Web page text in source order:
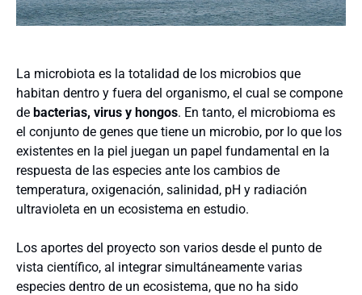
La microbiota es la totalidad de los microbios que
habitan dentro y fuera del organismo, el cual se compone
de bacterias, virus y hongos. En tanto, el microbioma es
el conjunto de genes que tiene un microbio, por lo que los
existentes en la piel juegan un papel fundamental en la
respuesta de las especies ante los cambios de
temperatura, oxigenación, salinidad, pH y radiación
ultravioleta en un ecosistema en estudio.
Los aportes del proyecto son varios desde el punto de
vista científico, al integrar simultáneamente varias
especies dentro de un ecosistema, que no ha sido